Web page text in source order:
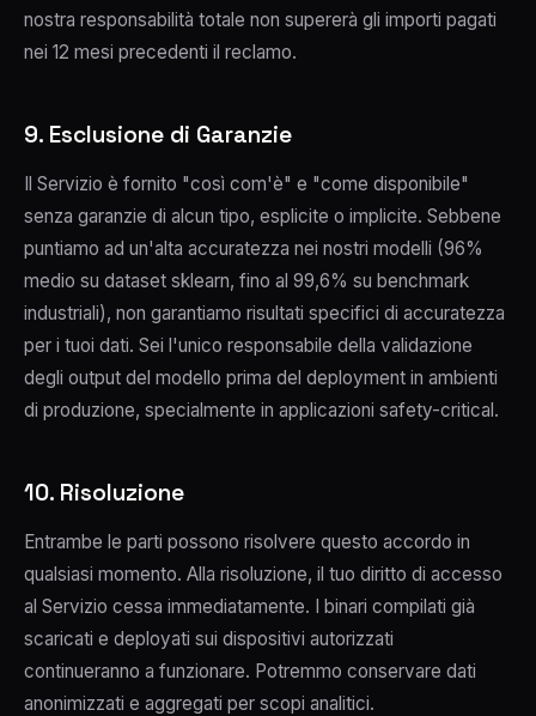
nostra responsabilità totale non supererà gli importi pagati
nei 12 mesi precedenti il reclamo.
9. Esclusione di Garanzie
Il Servizio è fornito "così com'è" e "come disponibile"
senza garanzie di alcun tipo, esplicite o implicite. Sebbene
puntiamo ad un'alta accuratezza nei nostri modelli (96%
medio su dataset sklearn, fino al 99,6% su benchmark
industriali), non garantiamo risultati specifici di accuratezza
per i tuoi dati. Sei l'unico responsabile della validazione
degli output del modello prima del deployment in ambienti
di produzione, specialmente in applicazioni safety-critical.
10. Risoluzione
Entrambe le parti possono risolvere questo accordo in
qualsiasi momento. Alla risoluzione, il tuo diritto di accesso
al Servizio cessa immediatamente. I binari compilati già
scaricati e deployati sui dispositivi autorizzati
continueranno a funzionare. Potremmo conservare dati
anonimizzati e aggregati per scopi analitici.